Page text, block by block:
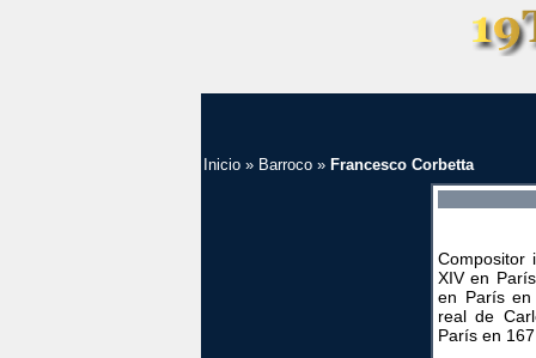
Inicio » Barroco » Francesco Corbetta
Compositor
XIV en
en París en
real de
París en